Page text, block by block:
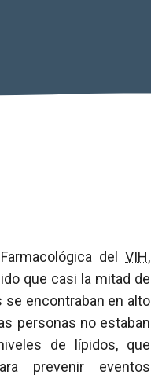
del VIH,
que casi la mitad de
se encontraban en alto
personas no estaban
de lípidos, que
prevenir eventos